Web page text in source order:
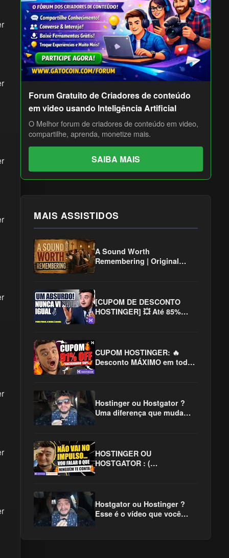
Forum Gratuito de Criadores de conteúdo
em video usando Inteligência Artificial
O Melhor forum de criadores de conteúdo em video,
compartilhe, aprenda, monetize mais.
SAIBA MAIS
MAIS ASSISTIDOS
A Sound Worth
Remembering | Original
[CUPOM DE DESCONTO
HOSTINGER] 💥 Até 85%
CUPOM HOSTINGER: 🔥
Desconto MÁXIMO em toda
Hostinger ou Hostgator ?
Uma diferença que muda
HOSTINGER OU
HOSTGATOR : (
Hostgator ou Hostinger ?
Esse é o vídeo que você